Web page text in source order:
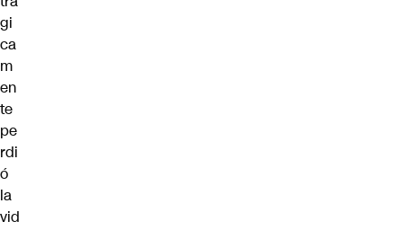
gi
ca
m
en
te
pe
rdi
ó
la
vid